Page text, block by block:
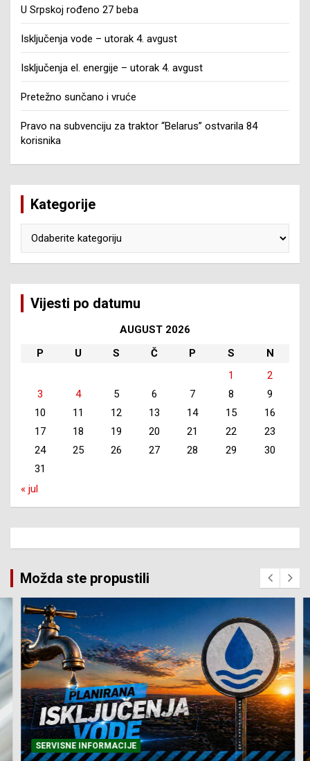
U Srpskoj rođeno 27 beba
Isključenja vode – utorak 4. avgust
Isključenja el. energije – utorak 4. avgust
Pretežno sunčano i vruće
Pravo na subvenciju za traktor “Belarus” ostvarila 84
korisnika
Kategorije
Vijesti po datumu
AUGUST 2026
P
U S Č P S
N
1
2
3
4 5 6 7 8
9
10
11 12 13 14 15
16
17
18 19 20 21 22
23
24
25 26 27 28 29
30
31
« jul
Možda ste propustili
SERVISNE INFORMACIJE